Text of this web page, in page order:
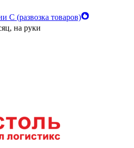
С (развозка товаров)
на руки